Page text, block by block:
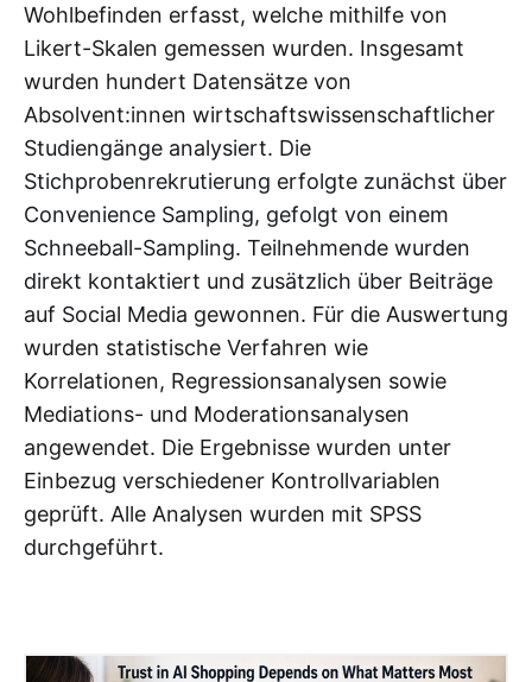
Wohlbefinden erfasst, welche mithilfe von
Likert-Skalen gemessen wurden. Insgesamt
wurden hundert Datensätze von
Absolvent:innen wirtschaftswissenschaftlicher
Studiengänge analysiert. Die
Stichprobenrekrutierung erfolgte zunächst über
Convenience Sampling, gefolgt von einem
Schneeball-Sampling. Teilnehmende wurden
direkt kontaktiert und zusätzlich über Beiträge
auf Social Media gewonnen. Für die Auswertung
wurden statistische Verfahren wie
Korrelationen, Regressionsanalysen sowie
Mediations- und Moderationsanalysen
angewendet. Die Ergebnisse wurden unter
Einbezug verschiedener Kontrollvariablen
geprüft. Alle Analysen wurden mit SPSS
durchgeführt.